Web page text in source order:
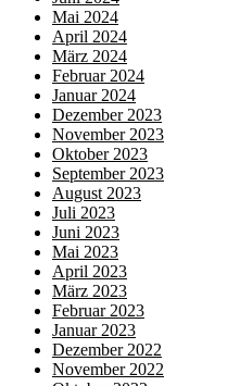
Mai 2024
April 2024
März 2024
Februar 2024
Januar 2024
Dezember 2023
November 2023
Oktober 2023
September 2023
August 2023
Juli 2023
Juni 2023
Mai 2023
April 2023
März 2023
Februar 2023
Januar 2023
Dezember 2022
November 2022